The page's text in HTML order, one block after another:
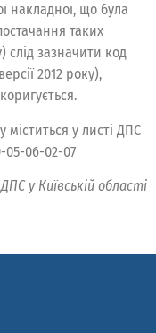
накладної, що була
таких
слід зазначити код
2012 року),
у листі ДПС
05-06-02-07
у Київській області